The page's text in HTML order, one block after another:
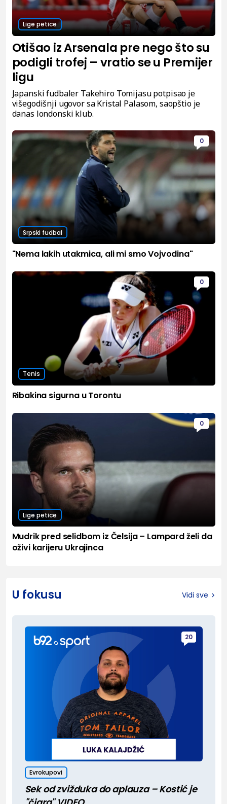
Lige petice
Otišao iz Arsenala pre nego što su
podigli trofej – vratio se u Premijer
ligu
Japanski fudbaler Takehiro Tomijasu potpisao je
višegodišnji ugovor sa Kristal Palasom, saopštio je
danas londonski klub.
0
Srpski fudbal
"Nema lakih utakmica, ali mi smo Vojvodina"
0
Tenis
Ribakina sigurna u Torontu
0
Lige petice
Mudrik pred selidbom iz Čelsija – Lampard želi da
oživi karijeru Ukrajinca
U fokusu Vidi sve
20
Evrokupovi
Sek od zvižduka do aplauza – Kostić je